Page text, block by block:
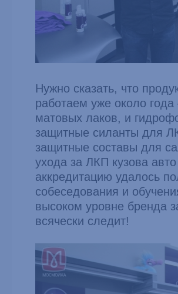
Нужно сказать, что
работаем уже около
матовых лаков, и
защитные силанты для
защитные составы для
ухода за ЛКП кузова
аккредитацию удалось
собеседования и
высоком уровне бренда
всячески следит!